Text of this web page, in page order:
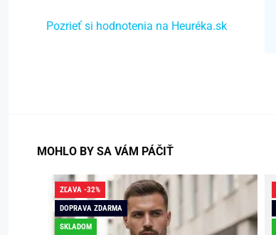
Pozrieť si hodnotenia na Heuréka.sk
MOHLO BY SA VÁM PÁČIŤ
ZĽAVA -32%
DOPRAVA ZDARMA
SKLADOM